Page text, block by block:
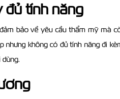
đủ tính năng
bảo về yêu cầu thẩm mỹ mà
nhưng không có đủ tính năng đi
dùng.